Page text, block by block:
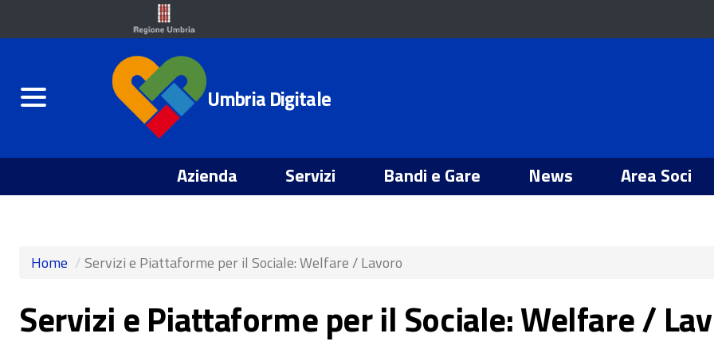
Umbria Digitale
Azienda Servizi Bandi e Gare News Area Soci
Home Servizi e Piattaforme per il Sociale: Welfare / Lavoro
Servizi e Piattaforme per il Sociale: Welfare /